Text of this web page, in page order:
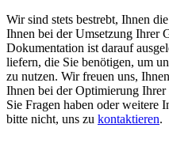
Wir sind stets bestrebt, Ihnen
Ihnen bei der Umsetzung Ihrer
Dokumentation ist darauf
liefern, die Sie benötigen, um
zu nutzen. Wir freuen uns,
Ihnen bei der Optimierung Ihrer
Sie Fragen haben oder weitere
bitte nicht, uns zu kontaktieren.